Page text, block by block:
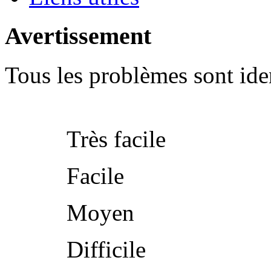
Avertissement
Tous les problèmes sont
Très facile
Facile
Moyen
Difficile